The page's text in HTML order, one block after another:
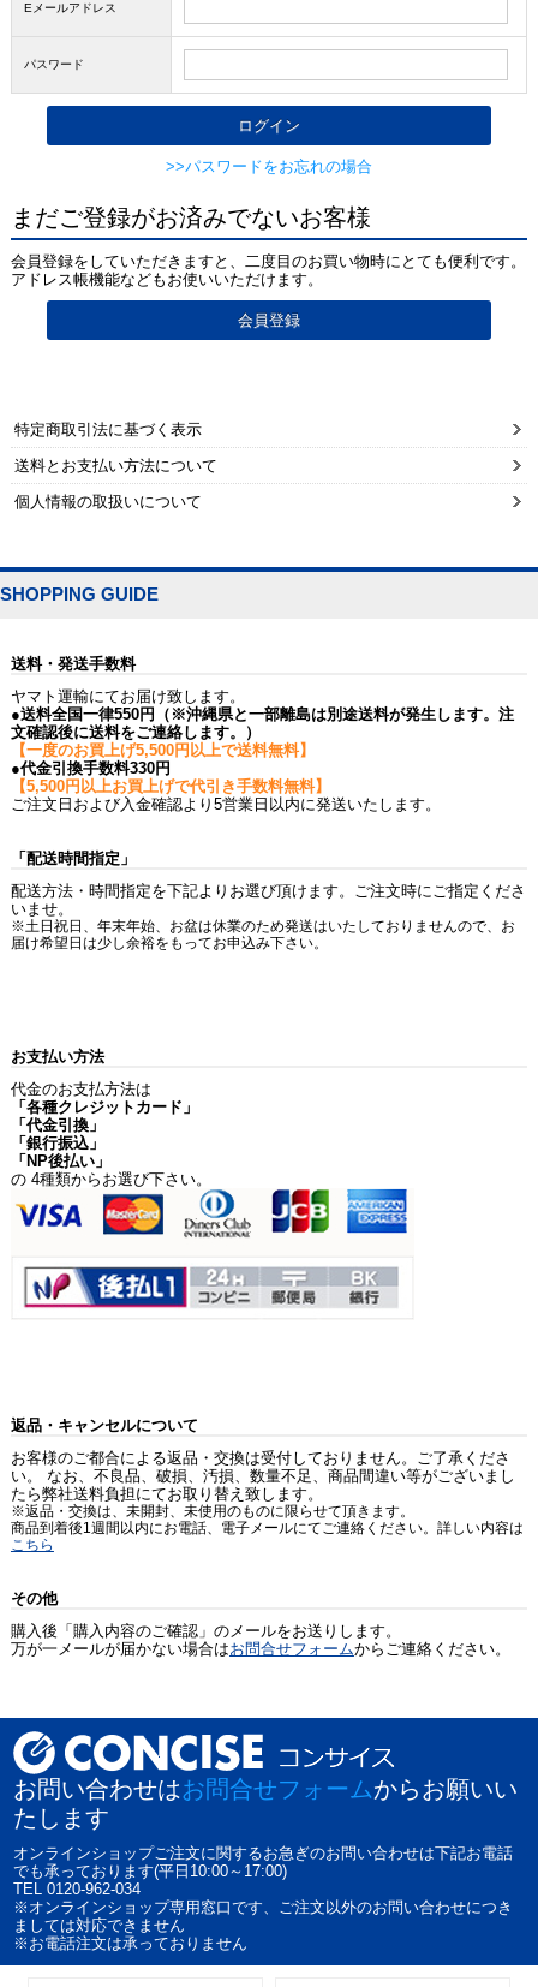
Eメールアドレス
パスワード
>>パスワードをお忘れの場合
まだご登録がお済みでないお客様
会員登録をしていただきますと、二度目のお買い物時にとても便利です。
アドレス帳機能などもお使いいただけます。
特定商取引法に基づく表示
送料とお支払い方法について
個人情報の取扱いについて
SHOPPING GUIDE
送料・発送手数料
ヤマト運輸にてお届け致します。
●送料全国一律550円（※沖縄県と一部離島は別途送料が発生します。注
文確認後に送料をご連絡します。）
【一度のお買上げ5,500円以上で送料無料】
●代金引換手数料330円
【5,500円以上お買上げで代引き手数料無料】
ご注文日および入金確認より5営業日以内に発送いたします。
「配送時間指定」
配送方法・時間指定を下記よりお選び頂けます。ご注文時にご指定くださ
いませ。
※土日祝日、年末年始、お盆は休業のため発送はいたしておりませんので、お
届け希望日は少し余裕をもってお申込み下さい。
お支払い方法
代金のお支払方法は
「各種クレジットカード」
「代金引換」
「銀行振込」
「NP後払い」
の 4種類からお選び下さい。
返品・キャンセルについて
お客様のご都合による返品・交換は受付しておりません。ご了承くださ
い。 なお、不良品、破損、汚損、数量不足、商品間違い等がございまし
たら弊社送料負担にてお取り替え致します。
※返品・交換は、未開封、未使用のものに限らせて頂きます。
商品到着後1週間以内にお電話、電子メールにてご連絡ください。詳しい内容は
こちら
その他
購入後「購入内容のご確認」のメールをお送りします。
万が一メールが届かない場合はお問合せフォームからご連絡ください。
お問い合わせはお問合せフォームからお願いい
たします
オンラインショップご注文に関するお急ぎのお問い合わせは下記お電話
でも承っております(平日10:00～17:00)
TEL 0120-962-034
※オンラインショップ専用窓口です、ご注文以外のお問い合わせにつき
ましては対応できません
※お電話注文は承っておりません